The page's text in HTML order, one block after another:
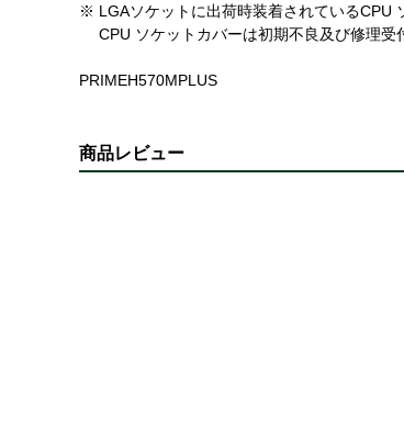
※ LGAソケットに出荷時装着されているCPU
CPU ソケットカバーは初期不良及び修理受
PRIMEH570MPLUS
商品レビュー